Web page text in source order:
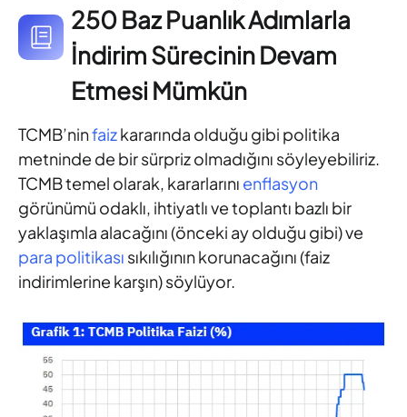
250 Baz Puanlık Adımlarla
İndirim Sürecinin Devam
Etmesi Mümkün
TCMB’ninfaizkararında olduğu gibi politika
metninde de bir sürpriz olmadığını söyleyebiliriz.
TCMB temel olarak, kararlarını enflasyon
görünümü odaklı, ihtiyatlı ve toplantı bazlı bir
yaklaşımla alacağını (önceki ay olduğu gibi) ve
para politikası sıkılığının korunacağını (faiz
indirimlerine karşın) söylüyor.